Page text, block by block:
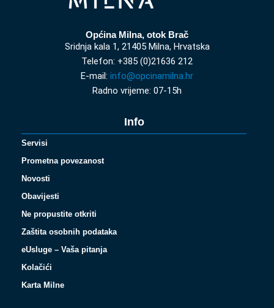
Općina Milna, otok Brač
Sridnja kala 1, 21405 Milna, Hrvatska
Telefon: +385 (0)21636 212
E-mail: info@opcinamilna.hr
Radno vrijeme: 07-15h
Info
Servisi
Prometna povezanost
Novosti
Obavijesti
Ne propustite otkriti
Zaštita osobnih podataka
eUsluge – Vaša pitanja
Kolačići
Karta Milne